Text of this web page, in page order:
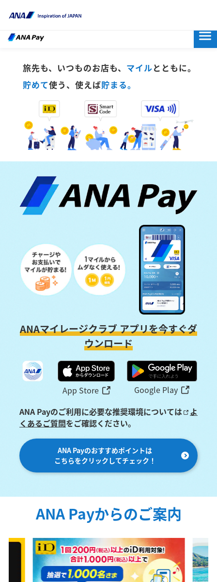
旅先も、いつものお店も、 マイルとともに。
貯めて使う、使えば貯まる。
ANAマイレージクラブ アプリを今すぐダ
ウンロード
App Store
Google Play
ANA Payのご利用に必要な推奨環境については
よ
くあるご質問をご確認ください。
ANA Payのおすすめポイントは
こちらをクリックしてチェック！
ANA Payからのご案内